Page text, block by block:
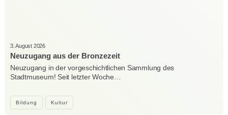
Bildung Kultur
3. August 2026
Neuzugang aus der Bronzezeit
Neuzugang in der vorgeschichtlichen Sammlung des
Stadtmuseum! Seit letzter Woche…